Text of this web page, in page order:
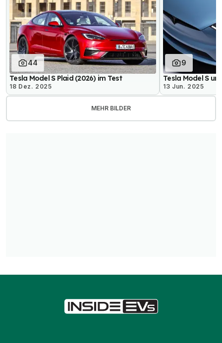
44
Tesla Model S Plaid (2026) im Test
18 Dez. 2025
9
Tesla Model S
13 Jun. 2025
MEHR BILDER